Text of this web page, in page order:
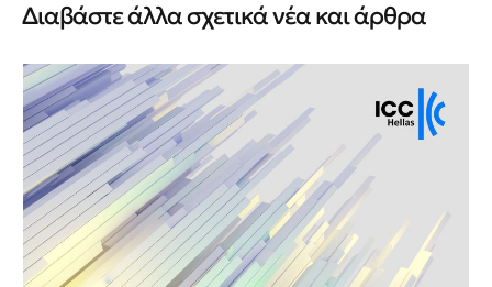
Διαβάστε άλλα σχετικά νέα και άρθρα